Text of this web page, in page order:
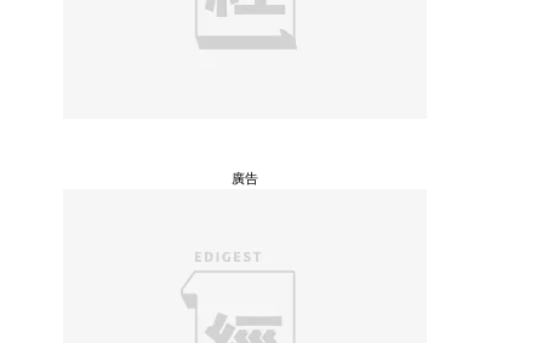
廣告